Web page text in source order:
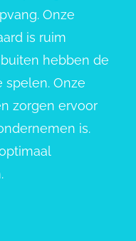
Onze
is ruim
hebben de
Onze
zorgen ervoor
is.